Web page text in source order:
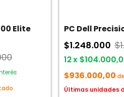
Elite
PC Dell
$1.248.000
12x
$936.000,00
Últimas unidades